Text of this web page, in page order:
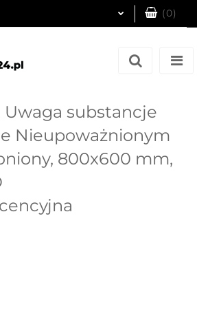
(0)
Uwaga substancje
Nieupoważnionym
800x600 mm,